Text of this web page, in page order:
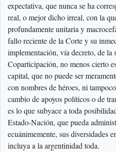
expectativa, que nunca se ha
real, o mejor dicho irreal, con la
profundamente unitaria y
fallo reciente de la Corte y su
implementación, vía decreto, de la
Coparticipación, no menos cierto
capital, que no puede ser
con nombres de héroes, ni
cambio de apoyos políticos o de
es lo que subyace a toda
Estado-Nación, que pueda
ecuánimemente, sus diversidades
incluya a la argentinidad toda.